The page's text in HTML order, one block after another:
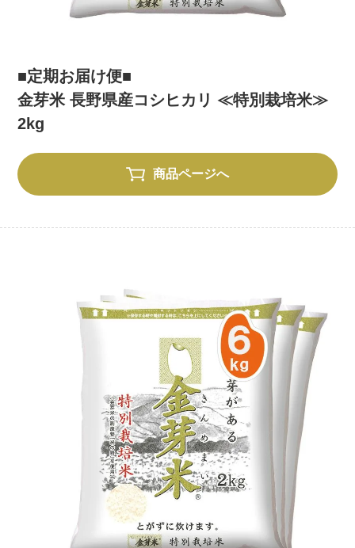
■定期お届け便■
金芽米 長野県産コシヒカリ ≪特別栽培米≫
2kg
商品ページへ